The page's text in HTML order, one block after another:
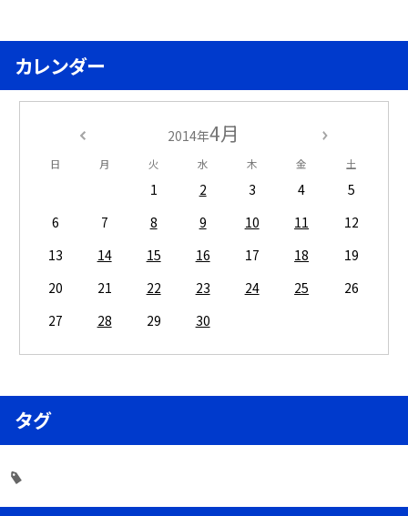
カレンダー
2014年4月
日 月 火 水 木 金 土
1 2 3 4
5
6
7 8 9 10 11
12
13
14 15 16 17 18
19
20
21 22 23 24 25
26
27
28 29 30
タグ